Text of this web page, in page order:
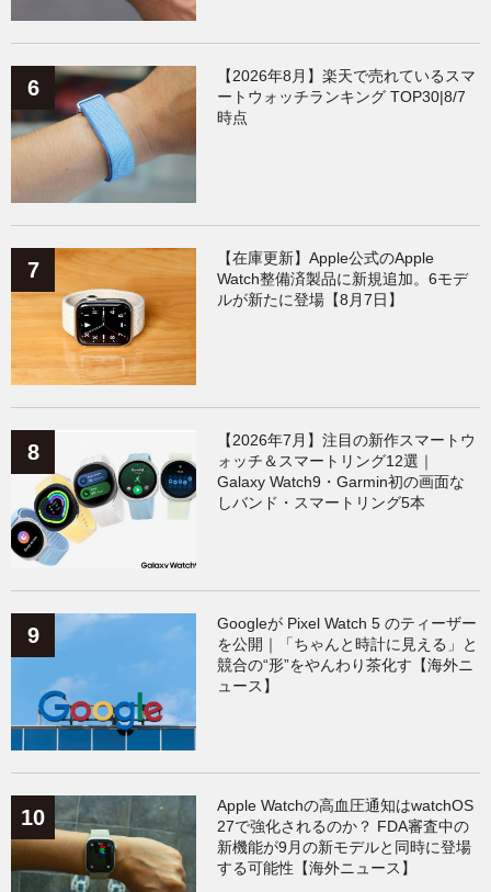
【2026年8月】楽天で売れているスマ
ートウォッチランキング TOP30|8/7
時点
【在庫更新】Apple公式のApple
Watch整備済製品に新規追加。6モデ
ルが新たに登場【8月7日】
【2026年7月】注目の新作スマートウ
ォッチ＆スマートリング12選｜
Galaxy Watch9・Garmin初の画面な
しバンド・スマートリング5本
Googleが Pixel Watch 5 のティーザー
を公開｜「ちゃんと時計に見える」と
競合の“形”をやんわり茶化す【海外ニ
ュース】
Apple Watchの高血圧通知はwatchOS
27で強化されるのか？ FDA審査中の
新機能が9月の新モデルと同時に登場
する可能性【海外ニュース】